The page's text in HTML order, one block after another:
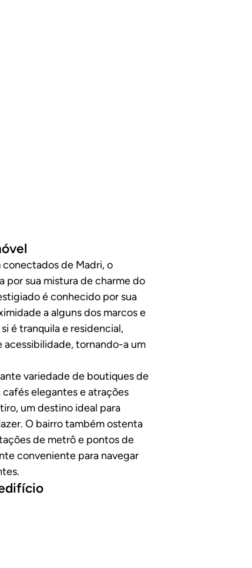
conectados de Madri, o
por sua mistura de charme do
é conhecido por sua
a alguns dos marcos e
é tranquila e residencial,
tornando-a um
variedade de boutiques de
elegantes e atrações
um destino ideal para
O bairro também ostenta
de metrô e pontos de
conveniente para navegar